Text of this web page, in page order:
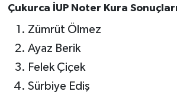
Çukurca İUP Noter Kura
Zümrüt Ölmez
Ayaz Berik
Felek Çiçek
Sürbiye Ediş